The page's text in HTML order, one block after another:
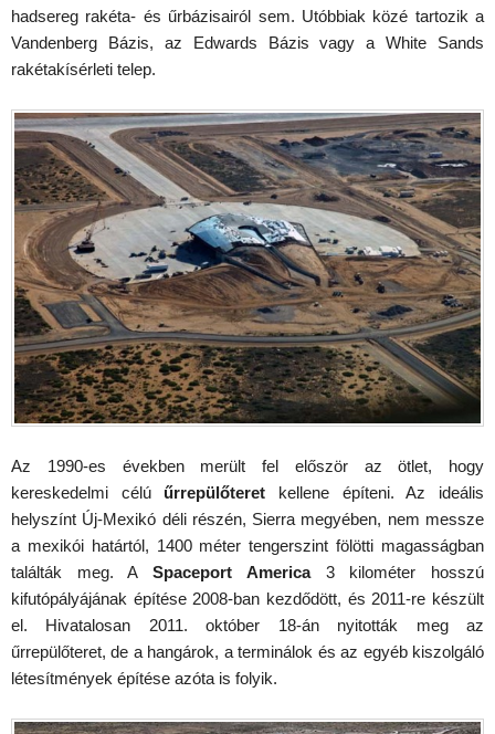
hadsereg rakéta- és űrbázisairól sem. Utóbbiak közé tartozik a
Vandenberg Bázis, az Edwards Bázis vagy a White Sands
rakétakísérleti telep.
Az 1990-es években merült fel először az ötlet, hogy
kereskedelmi célú űrrepülőteret kellene építeni. Az ideális
helyszínt Új-Mexikó déli részén, Sierra megyében, nem messze
a mexikói határtól, 1400 méter tengerszint fölötti magasságban
találták meg. ASpaceport America3 kilométer hosszú
kifutópályájának építése 2008-ban kezdődött, és 2011-re készült
el. Hivatalosan 2011. október 18-án nyitották meg az
űrrepülőteret, de a hangárok, a terminálok és az egyéb kiszolgáló
létesítmények építése azóta is folyik.